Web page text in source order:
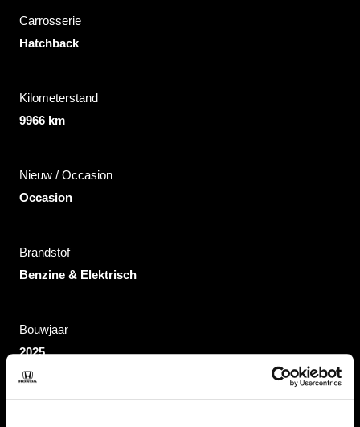
Carrosserie
Hatchback
Kilometerstand
9966 km
Nieuw / Occasion
Occasion
Brandstof
Benzine & Elektrisch
Bouwjaar
2025